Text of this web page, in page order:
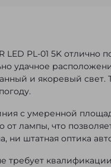
PL-01 5K отлично
удачное
и якоревый
с умеренной
от лампы, что
ни штатная оптика
требует